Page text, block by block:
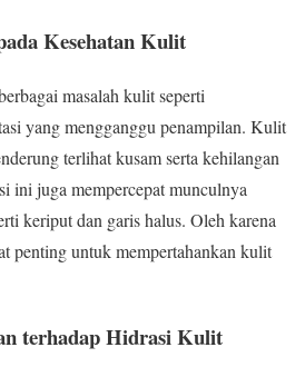
Kesehatan Kulit
masalah kulit seperti
yang mengganggu penampilan. Kulit
terlihat kusam serta kehilangan
ini juga mempercepat munculnya
keriput dan garis halus. Oleh karena
penting untuk mempertahankan kulit
terhadap Hidrasi Kulit